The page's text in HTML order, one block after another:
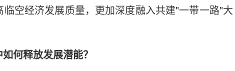
空经济发展质量，更加深度融入共建"一带一路"大
何释放发展潜能？